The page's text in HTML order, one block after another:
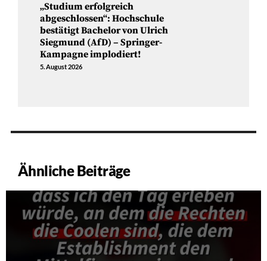
„Studium erfolgreich
abgeschlossen“: Hochschule
bestätigt Bachelor von Ulrich
Siegmund (AfD) – Springer-
Kampagne implodiert!
5. August 2026
Ähnliche Beiträge